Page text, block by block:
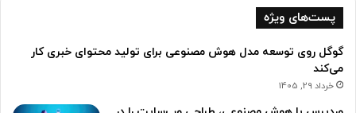
پست‌های ویژه
گوگل روی توسعه مدل هوش مصنوعی برای تولید محتوای خبری کار
می‌‌کند
خرداد 29, 1405